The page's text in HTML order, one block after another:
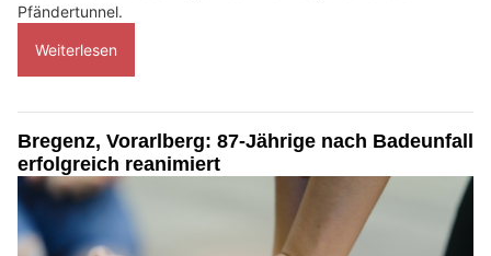
Pfändertunnel.
Weiterlesen
Bregenz, Vorarlberg: 87-Jährige nach Badeunfall
erfolgreich reanimiert